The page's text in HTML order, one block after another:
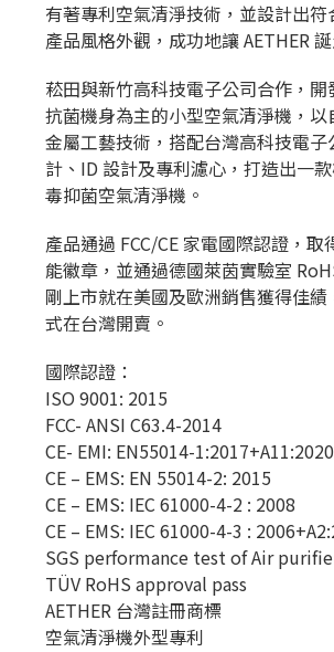
有著專利空氣清淨技術，並設計出
產品風格外觀，成功地讓 AETHER 誕
菘田與新竹高科技電子公司合作，開
抗菌機身為主的小型空氣清淨機，以
金屬工藝技術，搭配台灣高科技電子
計、ID 設計及專利濾心，打造出一
毒抑菌空氣清淨機。
產品通過 FCC/CE 家電國際認證，取
能徽章，並通過德國萊茵實驗室
剛上市就在美國及歐洲銷售獲得佳績
式在台灣開賣。
國際認證：
ISO 9001: 2015
FCC- ANSI C63.4-2014
CE- EMI: EN55014-1:2017+A11:2020
CE – EMS: EN 55014-2: 2015
CE – EMS: IEC 61000-4-2 : 2008
CE – EMS: IEC 61000-4-3 :
SGS performance test of Air
TÜV RoHS approval pass
AETHER 台灣註冊商標
空氣清淨機外型專利